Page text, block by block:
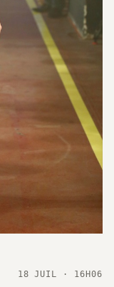
18 JUIL · 16H06